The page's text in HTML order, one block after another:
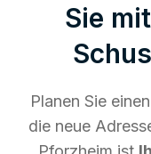
Sie
Planen Sie
die neue